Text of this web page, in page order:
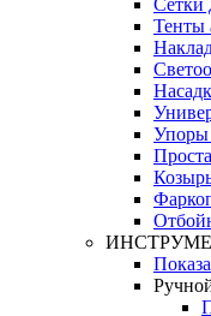
Сетки
Тенты
Упоры